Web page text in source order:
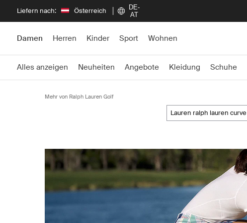
Liefern nach: Österreich
DE-
AT
Damen Herren Kinder Sport Wohnen
Alles anzeigen Neuheiten Angebote Kleidung Schuhe
Mehr von Ralph Lauren Golf
lauren ralph lauren curve